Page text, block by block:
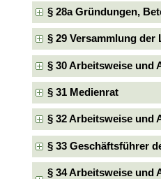
§ 28a Gründungen,
§ 29 Versammlung der
§ 30 Arbeitsweise und
§ 31 Medienrat
§ 32 Arbeitsweise und
§ 33 Geschäftsführer
§ 34 Arbeitsweise und